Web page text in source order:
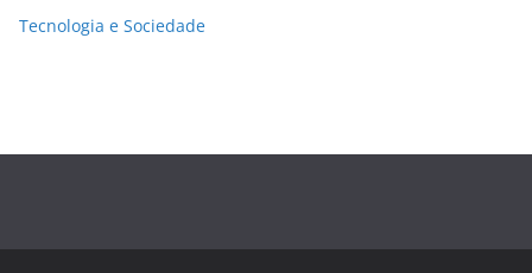
Tecnologia e Sociedade